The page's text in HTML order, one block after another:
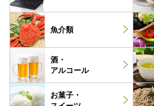
魚介類
酒・
アルコール
お菓子・